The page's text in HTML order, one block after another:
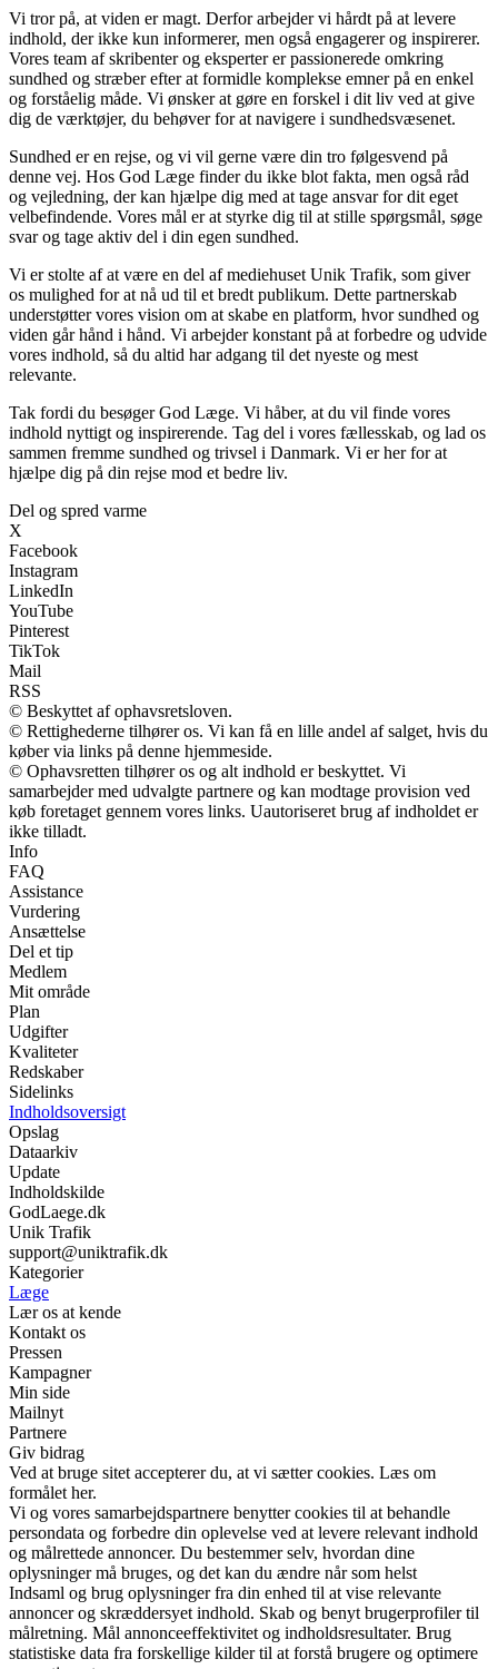
Vi tror på, at viden er magt. Derfor arbejder vi hårdt på at levere
indhold, der ikke kun informerer, men også engagerer og inspirerer.
Vores team af skribenter og eksperter er passionerede omkring
sundhed og stræber efter at formidle komplekse emner på en enkel
og forståelig måde. Vi ønsker at gøre en forskel i dit liv ved at give
dig de værktøjer, du behøver for at navigere i sundhedsvæsenet.
Sundhed er en rejse, og vi vil gerne være din tro følgesvend på
denne vej. Hos God Læge finder du ikke blot fakta, men også råd
og vejledning, der kan hjælpe dig med at tage ansvar for dit eget
velbefindende. Vores mål er at styrke dig til at stille spørgsmål, søge
svar og tage aktiv del i din egen sundhed.
Vi er stolte af at være en del af mediehuset Unik Trafik, som giver
os mulighed for at nå ud til et bredt publikum. Dette partnerskab
understøtter vores vision om at skabe en platform, hvor sundhed og
viden går hånd i hånd. Vi arbejder konstant på at forbedre og udvide
vores indhold, så du altid har adgang til det nyeste og mest
relevante.
Tak fordi du besøger God Læge. Vi håber, at du vil finde vores
indhold nyttigt og inspirerende. Tag del i vores fællesskab, og lad os
sammen fremme sundhed og trivsel i Danmark. Vi er her for at
hjælpe dig på din rejse mod et bedre liv.
Del og spred varme
X
Facebook
Instagram
LinkedIn
YouTube
Pinterest
TikTok
Mail
RSS
© Beskyttet af ophavsretsloven.
© Rettighederne tilhører os. Vi kan få en lille andel af salget, hvis du
køber via links på denne hjemmeside.
© Ophavsretten tilhører os og alt indhold er beskyttet. Vi
samarbejder med udvalgte partnere og kan modtage provision ved
køb foretaget gennem vores links. Uautoriseret brug af indholdet er
ikke tilladt.
Info
FAQ
Assistance
Vurdering
Ansættelse
Del et tip
Medlem
Mit område
Plan
Udgifter
Kvaliteter
Redskaber
Sidelinks
Indholdsoversigt
Opslag
Dataarkiv
Update
Indholdskilde
GodLaege.dk
Unik Trafik
support@uniktrafik.dk
Kategorier
Læge
Lær os at kende
Kontakt os
Pressen
Kampagner
Min side
Mailnyt
Partnere
Giv bidrag
Ved at bruge sitet accepterer du, at vi sætter cookies. Læs om
formålet her.
Vi og vores samarbejdspartnere benytter cookies til at behandle
persondata og forbedre din oplevelse ved at levere relevant indhold
og målrettede annoncer. Du bestemmer selv, hvordan dine
oplysninger må bruges, og det kan du ændre når som helst
Indsaml og brug oplysninger fra din enhed til at vise relevante
annoncer og skræddersyet indhold. Skab og benyt brugerprofiler til
målretning. Mål annonceeffektivitet og indholdsresultater. Brug
statistiske data fra forskellige kilder til at forstå brugere og optimere